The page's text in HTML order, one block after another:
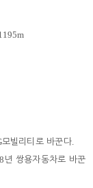
모빌리티로 바꾼다.
년 쌍용자동차로 바꾼